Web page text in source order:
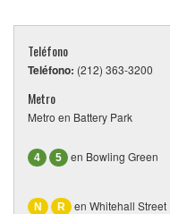
Teléfono
Teléfono: (212) 363-3200
Metro
Metro en Battery Park
4 5 en Bowling Green
N R en Whitehall Street